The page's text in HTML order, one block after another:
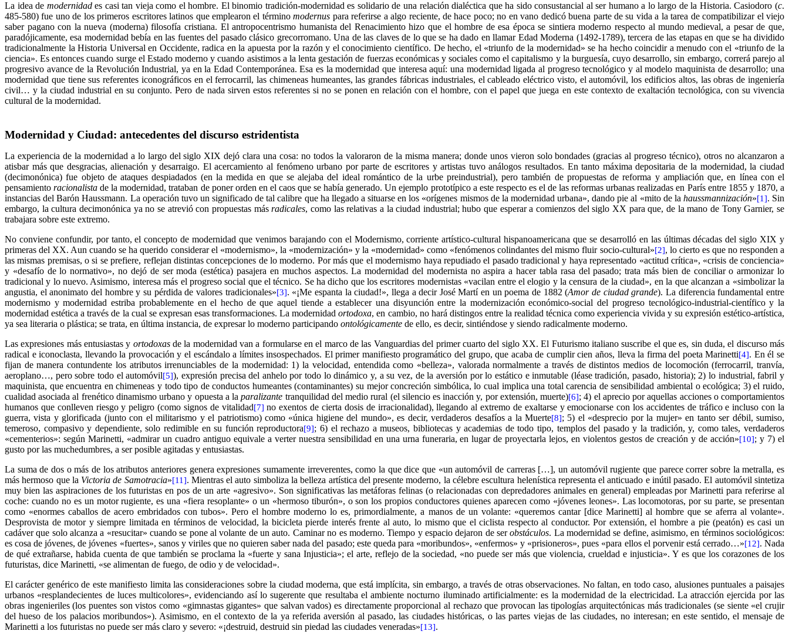
La idea de modernidades casi tan vieja como el hombre. El binomio tradición-modernidad es solidario de una relación dialéctica que ha sido consustancial al ser humano a lo largo de la Historia. Casiodoro (c.
485-580) fue uno de los primeros escritores latinos que emplearon el términomodernus para referirse a algo reciente, de hace poco; no en vano dedicó buena parte de su vida a la tarea de compatibilizar el viejo
saber pagano con la nueva (moderna) filosofía cristiana. El antropocentrismo humanista del Renacimiento hizo que el hombre de esa época se sintiera moderno respecto al mundo medieval, a pesar de que,
paradójicamente, esa modernidad bebía en las fuentes del pasado clásico grecorromano. Una de las claves de lo que se ha dado en llamar Edad Moderna (1492-1789), tercera de las etapas en que se ha dividido
tradicionalmente la Historia Universal en Occidente, radica en la apuesta por la razón y el conocimiento científico. De hecho, el «triunfo de la modernidad» se ha hecho coincidir a menudo con el «triunfo de la
ciencia». Es entonces cuando surge el Estado moderno y cuando asistimos a la lenta gestación de fuerzas económicas y sociales como el capitalismo y la burguesía, cuyo desarrollo, sin embargo, correrá parejo al
progresivo avance de la Revolución Industrial, ya en la Edad Contemporánea. Esa es la modernidad que interesa aquí: una modernidad ligada al progreso tecnológico y al modelo maquinista de desarrollo; una
modernidad que tiene sus referentes iconográficos en el ferrocarril, las chimeneas humeantes, las grandes fábricas industriales, el cableado eléctrico visto, el automóvil, los edificios altos, las obras de ingeniería
civil… y la ciudad industrial en su conjunto. Pero de nada sirven estos referentes si no se ponen en relación con el hombre, con el papel que juega en este contexto de exaltación tecnológica, con su vivencia
cultural de la modernidad.
Modernidad y Ciudad: antecedentes del discurso estridentista
La experiencia de la modernidad a lo largo del siglo XIX dejó clara una cosa: no todos la valoraron de la misma manera; donde unos vieron solo bondades (gracias al progreso técnico), otros no alcanzaron a
atisbar más que desgracias, alienación y desarraigo. El acercamiento al fenómeno urbano por parte de escritores y artistas tuvo análogos resultados. En tanto máxima depositaria de la modernidad, la ciudad
(decimonónica) fue objeto de ataques despiadados (en la medida en que se alejaba del ideal romántico de la urbe preindustrial), pero también de propuestas de reforma y ampliación que, en línea con el
pensamientoracionalista de la modernidad, trataban de poner orden en el caos que se había generado. Un ejemplo prototípico a este respecto es el de las reformas urbanas realizadas en París entre 1855 y 1870, a
instancias del Barón Haussmann. La operación tuvo un significado de tal calibre que ha llegado a situarse en los «orígenes mismos de la modernidad urbana», dando pie al «mito de la haussmannización»[1]. Sin
embargo, la cultura decimonónica ya no se atrevió con propuestas másradicales, como las relativas a la ciudad industrial; hubo que esperar a comienzos del siglo XX para que, de la mano de Tony Garnier, se
trabajara sobre este extremo.
No conviene confundir, por tanto, el concepto de modernidad que venimos barajando con el Modernismo, corriente artístico-cultural hispanoamericana que se desarrolló en las últimas décadas del siglo XIX y
primeras del XX. Aun cuando se ha querido considerar el «modernismo», la «modernización» y la «modernidad» como «fenómenos colindantes del mismo fluir socio-cultural»[2], lo cierto es que no responden a
las mismas premisas, o si se prefiere, reflejan distintas concepciones de lo moderno. Por más que el modernismo haya repudiado el pasado tradicional y haya representado «actitud crítica», «crisis de conciencia»
y «desafío de lo normativo», no dejó de ser moda (estética) pasajera en muchos aspectos. La modernidad del modernista no aspira a hacer tabla rasa del pasado; trata más bien de conciliar o armonizar lo
tradicional y lo nuevo. Asimismo, interesa más el progreso social que el técnico. Se ha dicho que los escritores modernistas «vacilan entre el elogio y la censura de la ciudad», en la que alcanzan a «simbolizar la
angustia, el anonimato del hombre y su pérdida de valores tradicionales»[3]. «¡Me espanta la ciudad!», llega a decir José Martí en un poema de 1882 (Amor de ciudad grande). La diferencia fundamental entre
modernismo y modernidad estriba probablemente en el hecho de que aquel tiende a establecer una disyunción entre la modernización económico-social del progreso tecnológico-industrial-científico y la
modernidad estética a través de la cual se expresan esas transformaciones. La modernidadortodoxa, en cambio, no hará distingos entre la realidad técnica como experiencia vivida y su expresión estético-artística,
ya sea literaria o plástica; se trata, en última instancia, de expresar lo moderno participando ontológicamente de ello, es decir, sintiéndose y siendo radicalmente moderno.
Las expresiones más entusiastas y ortodoxasde la modernidad van a formularse en el marco de las Vanguardias del primer cuarto del siglo XX. El Futurismo italiano suscribe el que es, sin duda, el discurso más
radical e iconoclasta, llevando la provocación y el escándalo a límites insospechados. El primer manifiesto programático del grupo, que acaba de cumplir cien años, lleva la firma del poeta Marinetti[4]. En él se
fijan de manera contundente los atributos irrenunciables de la modernidad: 1) la velocidad, entendida como «belleza», valorada normalmente a través de distintos medios de locomoción (ferrocarril, tranvía,
aeroplano…, pero sobre todo el automóvil[5]), expresión precisa del anhelo por todo lo dinámico y, a su vez, de la aversión por lo estático e inmutable (léase tradición, pasado, historia); 2) lo industrial, fabril y
maquinista, que encuentra en chimeneas y todo tipo de conductos humeantes (contaminantes) su mejor concreción simbólica, lo cual implica una total carencia de sensibilidad ambiental o ecológica; 3) el ruido,
cualidad asociada al frenético dinamismo urbano y opuesta a laparalizante tranquilidad del medio rural (el silencio es inacción y, por extensión, muerte)[6]; 4) el aprecio por aquellas acciones o comportamientos
humanos que conlleven riesgo y peligro (como signos de vitalidad[7] no exentos de cierta dosis de irracionalidad), llegando al extremo de exaltarse y emocionarse con los accidentes de tráfico e incluso con la
guerra, vista y glorificada (junto con el militarismo y el patriotismo) como «única higiene del mundo», es decir, verdaderos desafíos a la Muerte[8]; 5) el «desprecio por la mujer» en tanto ser débil, sumiso,
temeroso, compasivo y dependiente, solo redimible en su función reproductora[9]; 6) el rechazo a museos, bibliotecas y academias de todo tipo, templos del pasado y la tradición, y, como tales, verdaderos
«cementerios»: según Marinetti, «admirar un cuadro antiguo equivale a verter nuestra sensibilidad en una urna funeraria, en lugar de proyectarla lejos, en violentos gestos de creación y de acción»[10]; y 7) el
gusto por las muchedumbres, a ser posible agitadas y entusiastas.
La suma de dos o más de los atributos anteriores genera expresiones sumamente irreverentes, como la que dice que «un automóvil de carreras […], un automóvil rugiente que parece correr sobre la metralla, es
más hermoso que la Victoria de Samotracia»[11]. Mientras el auto simboliza la belleza artística del presente moderno, la célebre escultura helenística representa el anticuado e inútil pasado. El automóvil sintetiza
muy bien las aspiraciones de los futuristas en pos de un arte «agresivo». Son significativas las metáforas felinas (o relacionadas con depredadores animales en general) empleadas por Marinetti para referirse al
coche: cuando no es un motor rugiente, es una «fiera resoplante» o un «hermoso tiburón», o son los propios conductores quienes aparecen como «jóvenes leones». Las locomotoras, por su parte, se presentan
como «enormes caballos de acero embridados con tubos». Pero el hombre moderno lo es, primordialmente, a manos de un volante: «queremos cantar [dice Marinetti] al hombre que se aferra al volante».
Desprovista de motor y siempre limitada en términos de velocidad, la bicicleta pierde interés frente al auto, lo mismo que el ciclista respecto al conductor. Por extensión, el hombre a pie (peatón) es casi un
cadáver que solo alcanza a «resucitar» cuando se pone al volante de un auto. Caminar no es moderno. Tiempo y espacio dejaron de serobstáculos. La modernidad se define, asimismo, en términos sociológicos:
es cosa de jóvenes, de jóvenes «fuertes», sanos y viriles que no quieren saber nada del pasado; este queda para «moribundos», «enfermos» y «prisioneros», pues «para ellos el porvenir está cerrado…»[12]. Nada
de qué extrañarse, habida cuenta de que también se proclama la «fuerte y sana Injusticia»; el arte, reflejo de la sociedad, «no puede ser más que violencia, crueldad e injusticia». Y es que los corazones de los
futuristas, dice Marinetti, «se alimentan de fuego, de odio y de velocidad».
El carácter genérico de este manifiesto limita las consideraciones sobre la ciudad moderna, que está implícita, sin embargo, a través de otras observaciones. No faltan, en todo caso, alusiones puntuales a paisajes
urbanos «resplandecientes de luces multicolores», evidenciando así lo sugerente que resultaba el ambiente nocturno iluminado artificialmente: es la modernidad de la electricidad. La atracción ejercida por las
obras ingenieriles (los puentes son vistos como «gimnastas gigantes» que salvan vados) es directamente proporcional al rechazo que provocan las tipologías arquitectónicas más tradicionales (se siente «el crujir
del hueso de los palacios moribundos»). Asimismo, en el contexto de la ya referida aversión al pasado, las ciudades históricas, o las partes viejas de las ciudades, no interesan; en este sentido, el mensaje de
Marinetti a los futuristas no puede ser más claro y severo: «¡destruid, destruid sin piedad las ciudades veneradas»[13].